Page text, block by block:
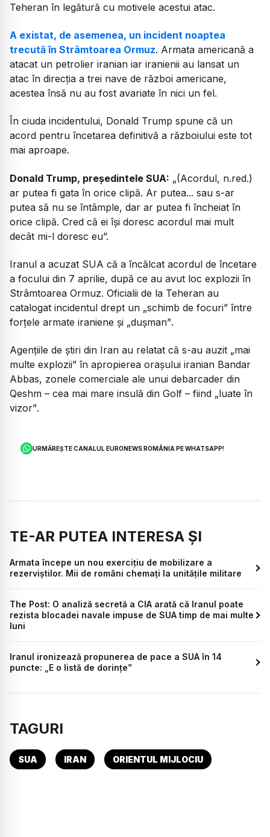
Teheran în legătură cu motivele acestui atac.
A existat, de asemenea, un incident noaptea
trecută în Strâmtoarea Ormuz. Armata americană a
atacat un petrolier iranian iar iranienii au lansat un
atac în direcția a trei nave de război americane,
acestea însă nu au fost avariate în nici un fel.
În ciuda incidentului, Donald Trump spune că un
acord pentru încetarea definitivă a războiului este tot
mai aproape.
Donald Trump, președintele SUA: „(Acordul, n.red.)
ar putea fi gata în orice clipă. Ar putea... sau s-ar
putea să nu se întâmple, dar ar putea fi încheiat în
orice clipă. Cred că ei își doresc acordul mai mult
decât mi-l doresc eu”.
Iranul a acuzat SUA că a încălcat acordul de încetare
a focului din 7 aprilie, după ce au avut loc explozii în
Strâmtoarea Ormuz. Oficialii de la Teheran au
catalogat incidentul drept un „schimb de focuri” între
forțele armate iraniene și „dușman”.
Agențiile de știri din Iran au relatat că s-au auzit „mai
multe explozii” în apropierea orașului iranian Bandar
Abbas, zonele comerciale ale unui debarcader din
Qeshm – cea mai mare insulă din Golf – fiind „luate în
vizor”.
URMĂREȘTE CANALUL EURONEWS ROMÂNIA PE WHATSAPP!
TE-AR PUTEA INTERESA ȘI
Armata începe un nou exercițiu de mobilizare a
rezerviștilor. Mii de români chemați la unitățile militare
The Post: O analiză secretă a CIA arată că Iranul poate
rezista blocadei navale impuse de SUA timp de mai multe
luni
Iranul ironizează propunerea de pace a SUA în 14
puncte: „E o listă de dorințe”
TAGURI
SUA IRAN ORIENTUL MIJLOCIU